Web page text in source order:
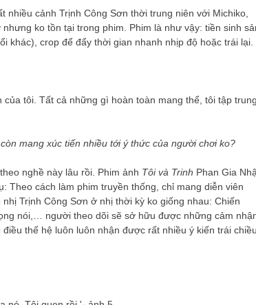
nhiều cảnh Trịnh Công Sơn thời trung niên với Michiko,
ko tồn tại trong phim. Phim là như vậy: tiền sinh
khác), crop để đẩy thời gian nhanh nhịp độ hoặc trái lại.
tôi. Tất cả những gì hoàn toàn mang thể, tôi tập
mang xúc tiến nhiều tới ý thức của người chơi ko?
nghề này lâu rồi. Phim ảnh Tôi và Trinh Phan Gia
Theo cách làm phim truyền thống, chỉ mang diễn viên
nhị Trịnh Công Sơn ở nhị thời kỳ ko giống nhau: Chiến
nói,… người theo dõi sẽ sở hữu được những cảm
thế hệ luôn luôn nhận được rất nhiều ý kiến ​​trái